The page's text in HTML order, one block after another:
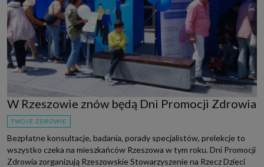
W Rzeszowie znów będą Dni Promocji Zdrowia
TWOJE ZDROWIE
Bezpłatne konsultacje, badania, porady specjalistów, prelekcje to
wszystko czeka na mieszkańców Rzeszowa w tym roku. Dni Promocji
Zdrowia zorganizują Rzeszowskie Stowarzyszenie na Rzecz Dzieci